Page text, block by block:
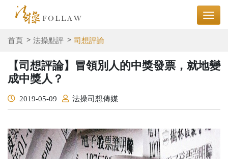
首頁 法操點評 司想評論
【司想評論】冒領別人的中獎發票，就地變
成中獎人？
2019-05-09 法操司想傳媒